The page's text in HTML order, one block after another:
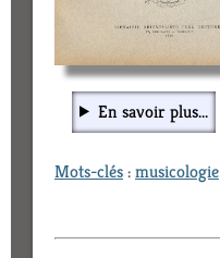
En savoir plus...
Mots-clés:musicologie